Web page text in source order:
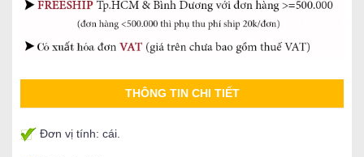
THÔNG TIN CHI TIẾT
Đơn vị tính: cái.